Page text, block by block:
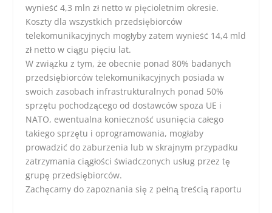
wynieść 4,3 mln zł netto w pięcioletnim okresie.
Koszty dla wszystkich przedsiębiorców
telekomunikacyjnych mogłyby zatem wynieść 14,4 mld
zł netto w ciągu pięciu lat.
W związku z tym, że obecnie ponad 80% badanych
przedsiębiorców telekomunikacyjnych posiada w
swoich zasobach infrastrukturalnych ponad 50%
sprzętu pochodzącego od dostawców spoza UE i
NATO, ewentualna konieczność usunięcia całego
takiego sprzętu i oprogramowania, mogłaby
prowadzić do zaburzenia lub w skrajnym przypadku
zatrzymania ciągłości świadczonych usług przez tę
grupę przedsiębiorców.
Zachęcamy do zapoznania się z pełną treścią raportu